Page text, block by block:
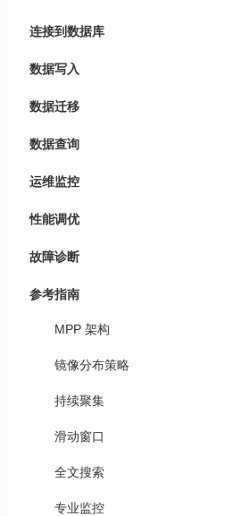
连接到数据库
数据写入
数据迁移
数据查询
运维监控
性能调优
故障诊断
参考指南
MPP 架构
镜像分布策略
持续聚集
滑动窗口
全文搜索
专业监控